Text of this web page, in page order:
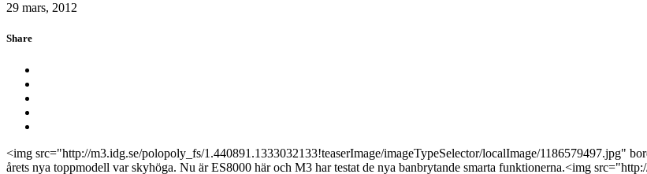
29 mars, 2012
Share
<img src="http://m3.idg.se/polopoly_fs/1.440891.1333032133!teaserImage/imageTypeSelector/localImage/1186579497.jpg"
årets nya toppmodell var skyhöga. Nu är ES8000 här och M3 har testat de nya banbrytande smarta funktionerna.<img